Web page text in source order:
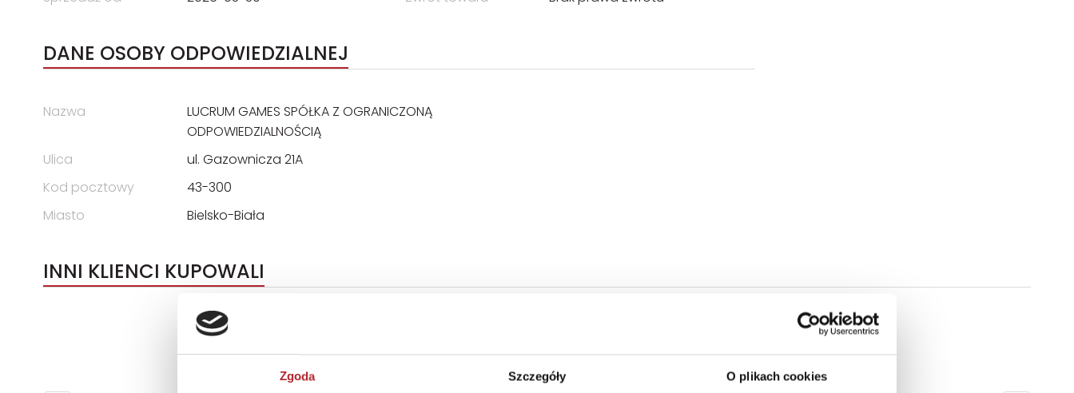
Zgoda Szczegóły O plikach cookies
DANE OSOBY ODPOWIEDZIALNEJ
Nazwa
LUCRUM GAMES SPÓŁKA Z OGRANICZONĄ
ODPOWIEDZIALNOŚCIĄ
Ulica
ul. Gazownicza 21A
Kod pocztowy
43-300
Miasto
Bielsko-Biała
INNI KLIENCI KUPOWALI